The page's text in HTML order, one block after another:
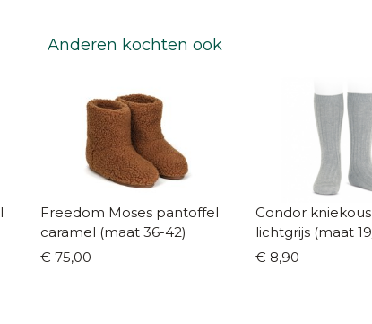
Anderen kochten ook
Freedom Moses pantoffel
caramel (maat 36-42)
€ 75,00
Condor kniekous 221
lichtgrijs (maat 19/22 -
36/39)
€ 8,90